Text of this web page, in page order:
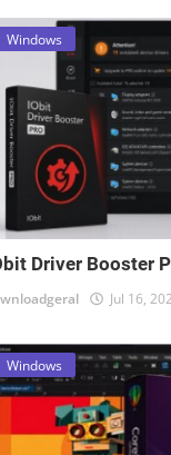
Windows
Driver Booster
Jul 16,
Windows